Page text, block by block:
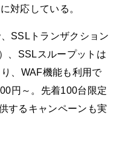
対応している。
SSLトランザクション
、SSLスループットは
、WAF機能も利用で
円～。先着100台限定
するキャンペーンも実